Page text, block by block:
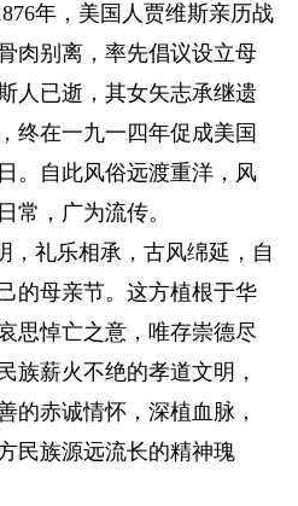
年，美国人贾维斯亲历战
肉别离，率先倡议设立母
人已逝，其女矢志承继遗
终在一九一四年促成美国
。自此风俗远渡重洋，风
常，广为流传。
，礼乐相承，古风绵延，自
的母亲节。这方植根于华
思悼亡之意，唯存崇德尽
族薪火不绝的孝道文明，
的赤诚情怀，深植血脉，
民族源远流长的精神瑰